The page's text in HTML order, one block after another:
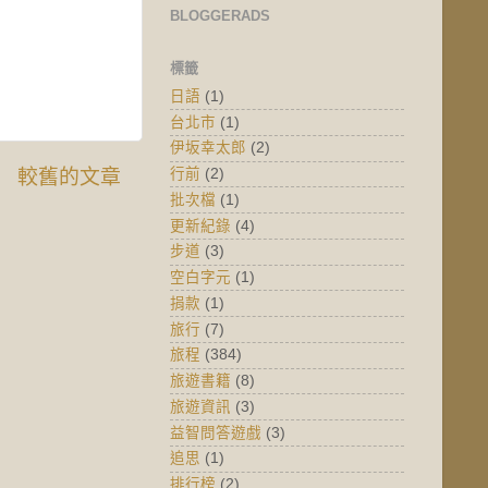
較舊的文章
BLOGGERADS
標籤
日語 (1)
台北市 (1)
伊坂幸太郎 (2)
行前 (2)
批次檔 (1)
更新紀錄 (4)
步道 (3)
空白字元 (1)
捐款 (1)
旅行 (7)
旅程 (384)
旅遊書籍 (8)
旅遊資訊 (3)
益智問答遊戲 (3)
追思 (1)
排行榜 (2)